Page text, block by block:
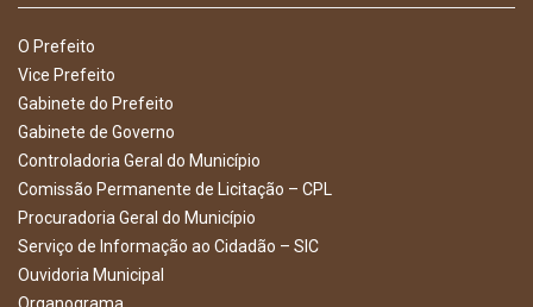
O Prefeito
Vice Prefeito
Gabinete do Prefeito
Gabinete de Governo
Controladoria Geral do Município
Comissão Permanente de Licitação – CPL
Procuradoria Geral do Município
Serviço de Informação ao Cidadão – SIC
Ouvidoria Municipal
Organograma